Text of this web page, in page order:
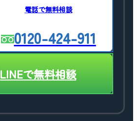
電話で無料相談
0120-424-911
LINEで無料相談